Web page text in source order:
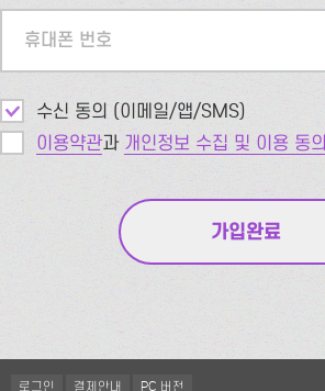
휴대폰 번호
수신 동의 (이메일/앱/SMS)
이용약관과 개인정보 수집 및 이용 동의
로그인 결제안내 PC 버전